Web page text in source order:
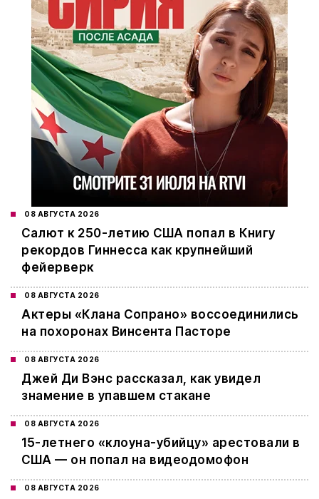
08 АВГУСТА 2026
Салют к 250-летию США попал в Книгу
рекордов Гиннесса как крупнейший
фейерверк
08 АВГУСТА 2026
Актеры «Клана Сопрано» воссоединились
на похоронах Винсента Пасторе
08 АВГУСТА 2026
Джей Ди Вэнс рассказал, как увидел
знамение в упавшем стакане
08 АВГУСТА 2026
15-летнего «клоуна-убийцу» арестовали в
США — он попал на видеодомофон
08 АВГУСТА 2026